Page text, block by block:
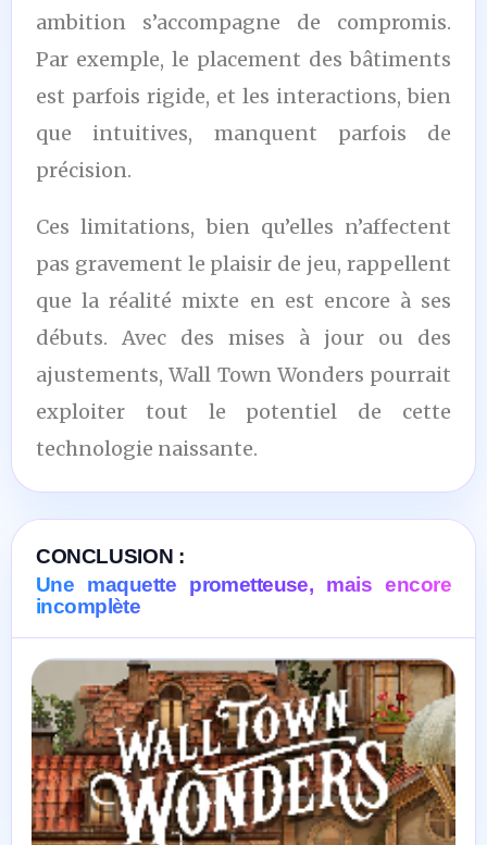
ambition s’accompagne de compromis.
Par exemple, le placement des bâtiments
est parfois rigide, et les interactions, bien
que intuitives, manquent parfois de
précision.
Ces limitations, bien qu’elles n’affectent
pas gravement le plaisir de jeu, rappellent
que la réalité mixte en est encore à ses
débuts. Avec des mises à jour ou des
ajustements, Wall Town Wonders pourrait
exploiter tout le potentiel de cette
technologie naissante.
CONCLUSION :
Une maquette prometteuse, mais encore
incomplète